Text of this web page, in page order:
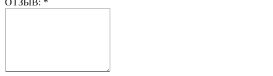
ОТЗЫВ: *